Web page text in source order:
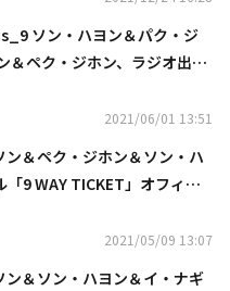
ソン・ハヨン＆パク・ジ
＆ペク・ジホン、ラジオ出演
2021/06/01 13:51
＆ペク・ジホン＆ソン・ハ
9 WAY TICKET」オフィシ
2021/05/09 13:07
＆ソン・ハヨン＆イ・ナギ